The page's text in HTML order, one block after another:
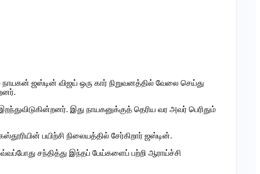
நாயகன் ஜஸ்டின் விஜய் ஒரு கார் நிறுவனத்தில் வேலை செய்து
இது நாயகனுக்குத் தெரிய வர அவர் பெரிதும்
பயிற்சி நிலையத்தில் சேர்கிறார் ஜஸ்டின்.
அவ்வப்போது சந்தித்து இந்தப் பேய்களைப் பற்றி ஆராய்ச்சி